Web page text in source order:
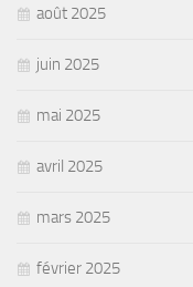
août 2025
juin 2025
mai 2025
avril 2025
mars 2025
février 2025